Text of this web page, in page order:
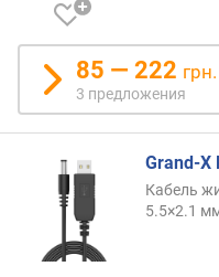
85 — 222 грн.
3 предложения
Grand-X
Кабель
5.5×2.1